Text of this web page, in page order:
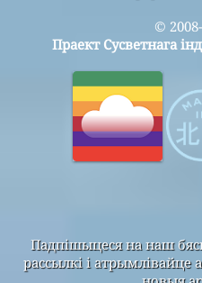
©
Праект Сусветнага
Падпішыцеся на наш
рассылкі і атрымлівайце